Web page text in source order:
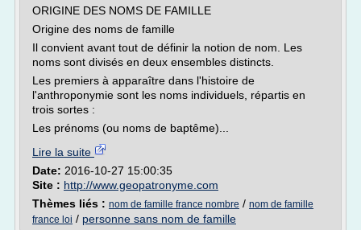
ORIGINE DES NOMS DE FAMILLE
Origine des noms de famille
Il convient avant tout de définir la notion de nom. Les
noms sont divisés en deux ensembles distincts.
Les premiers à apparaître dans l'histoire de
l'anthroponymie sont les noms individuels, répartis en
trois sortes :
Les prénoms (ou noms de baptême)...
Lire la suite
Date: 2016-10-27 15:00:35
Site : http://www.geopatronyme.com
Thèmes liés : nom de famille france nombre / nom de famille
france loi / personne sans nom de famille